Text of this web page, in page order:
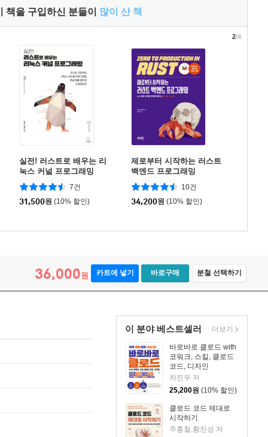
책을 구입하신 분들이 많이 산 책
실전! 러스트로 배우는 리
눅스 커널 프로그래밍
7건
31,500원 (10% 할인)
제로부터 시작하는 러스트
백엔드 프로그래밍
10건
34,200원 (10% 할인)
2/4
36,000원 카트에 넣기 바로구매 분철 선택하기
이 분야 베스트셀러
바로바로 클로드 with
코워크, 스킬, 클로드
코드, 디자인
차진우 저
25,200원 (10% 할인)
클로드 코드 제대로
시작하기
주홍철,황진성 저
더보기